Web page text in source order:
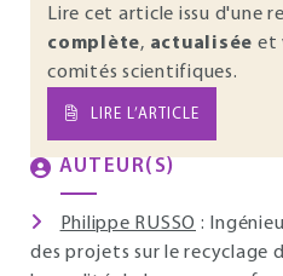
Lire cet article issu d'une
complète, actualisée et
comités scientifiques.
LIRE L’ARTICLE
AUTEUR(S)
Philippe RUSSO :
des projets sur le recyclage